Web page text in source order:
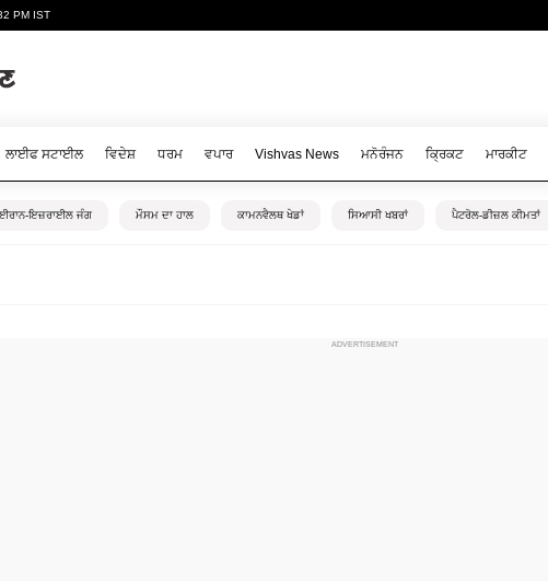
PM IST
ਲਾਈਫ ਸਟਾਈਲ ਵਿਦੇਸ਼ ਧਰਮ ਵਪਾਰ Vishvas News ਮਨੋਰੰਜਨ ਕ੍ਰਿਕਟ ਮਾਰਕੀਟ
ਈਰਾਨ-ਇਜ਼ਰਾਈਲ ਜੰਗ ਮੌਸਮ ਦਾ ਹਾਲ ਕਾਮਨਵੈਲਥ ਖੇਡਾਂ ਸਿਆਸੀ ਖਬਰਾਂ ਪੈਟਰੋਲ-ਡੀਜ਼ਲ ਕੀਮਤਾਂ